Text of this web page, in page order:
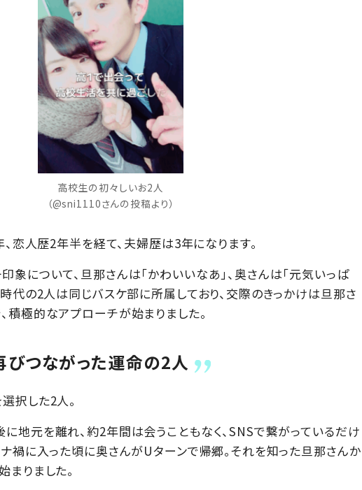
高校生の初々しいお2人
（@sni1110さんの投稿より）
恋人歴2年半を経て、夫婦歴は3年になります。
象について、旦那さんは「かわいいなあ」、奥さんは「元気いっぱ
時代の2人は同じバスケ部に所属しており、交際のきっかけは旦那さ
積極的なアプローチが始まりました。
びつながった運命の2人
択した2人。
地元を離れ、約2年間は会うこともなく、SNSで繋がっているだけ
ナ禍に入った頃に奥さんがUターンで帰郷。それを知った旦那さんか
まりました。